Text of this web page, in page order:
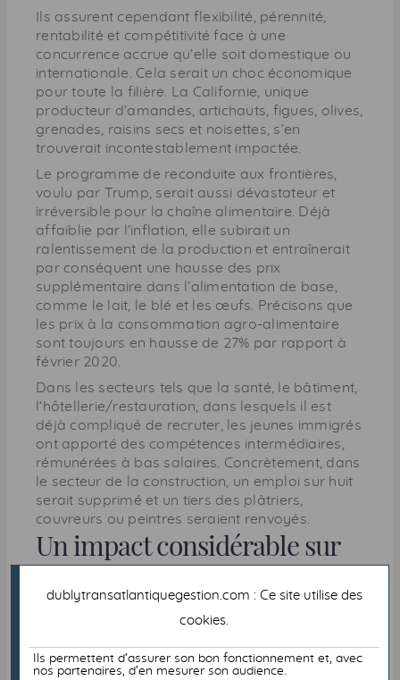
Ils assurent cependant flexibilité, pérennité,
rentabilité et compétitivité face à une
concurrence accrue qu’elle soit domestique ou
internationale. Cela serait un choc économique
pour toute la filière. La Californie, unique
producteur d’amandes, artichauts, figues, olives,
grenades, raisins secs et noisettes, s’en
trouverait incontestablement impactée.
Le programme de reconduite aux frontières,
voulu par Trump, serait aussi dévastateur et
irréversible pour la chaîne alimentaire. Déjà
affaiblie par l’inflation, elle subirait un
ralentissement de la production et entraînerait
par conséquent une hausse des prix
supplémentaire dans l’alimentation de base,
comme le lait, le blé et les œufs. Précisons que
les prix à la consommation agro-alimentaire
sont toujours en hausse de 27% par rapport à
février 2020.
Dans les secteurs tels que la santé, le bâtiment,
l’hôtellerie/restauration, dans lesquels il est
déjà compliqué de recruter, les jeunes immigrés
ont apporté des compétences intermédiaires,
rémunérées à bas salaires. Concrètement, dans
le secteur de la construction, un emploi sur huit
serait supprimé et un tiers des plâtriers,
couvreurs ou peintres seraient renvoyés.
Un impact considérable sur
les salaires, la croissance et la
fiscalité
Impact sur les salaires
La période post-Covid a été un indicateur
dublytransatlantiquegestion.com : Ce site utilise des
cookies
Ils permettent d’assurer son bon fonctionnement et, avec
nos partenaires, d’en mesurer son audience.